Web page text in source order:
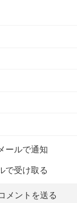
ールで通知
で受け取る